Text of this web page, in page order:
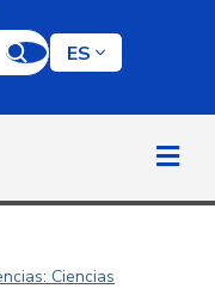
clave
ES
Ciencias